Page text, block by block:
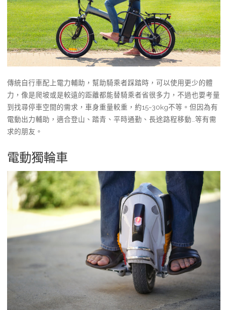
傳統自行車配上電力輔助，幫助騎乘者踩踏時，可以使用更少的體
力，像是爬坡或是較遠的距離都能替騎乘者省很多力，不過也要考量
到找尋停車空間的需求，車身重量較重，約15~30kg不等。但因為有
電動出力輔助，適合登山、踏青、平時通勤、長途路程移動…等有需
求的朋友。
電動獨輪車